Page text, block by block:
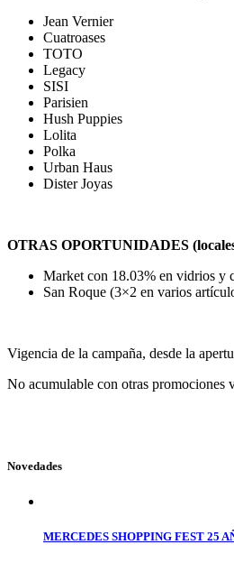
Jean Vernier
Cuatroases
TOTO
Legacy
SISI
Parisien
Hush Puppies
Lolita
Polka
Urban Haus
Dister Joyas
OTRAS OPORTUNIDADES
Market con 18.03% en vidrios y
San Roque (3×2 en varios
Vigencia de la campaña, desde la
No acumulable con otras promociones
Novedades
MERCEDES SHOPPING FEST 25